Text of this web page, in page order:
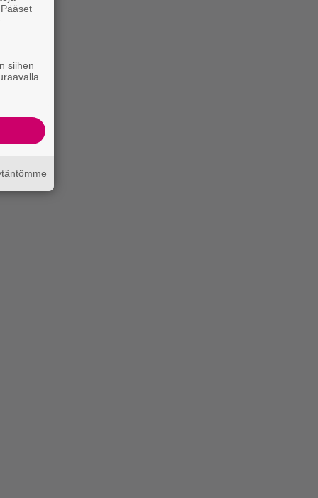
siihen